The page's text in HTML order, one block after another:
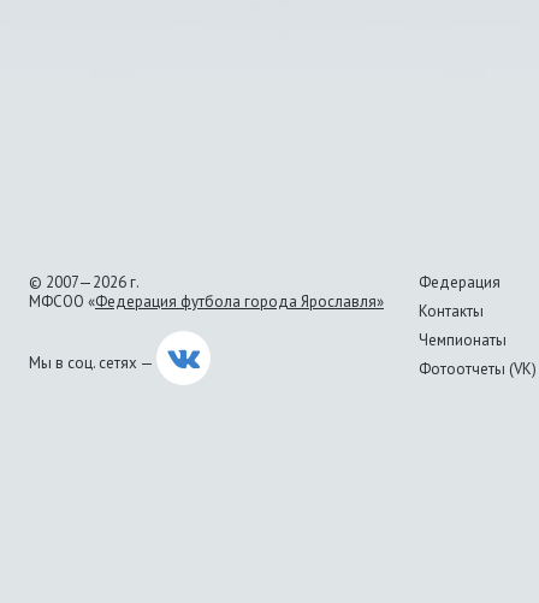
© 2007—2026 г.
МФСОО «Федерация футбола города Ярославля»
Мы в соц. сетях —
Федерация
Контакты
Чемпионаты
Фотоотчеты (VK)